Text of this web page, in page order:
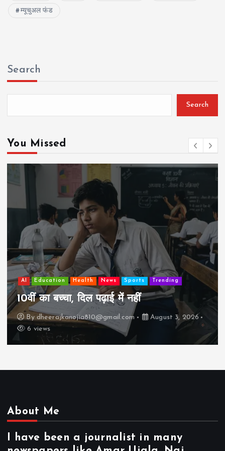
म्यूचुअल फंड
Search
Search
You Missed
AI Education Lifestyle Mutual fund society Travel
झुग्गी में रहने वाला 10,000 कमाने वाले का बच्चा
कैसे “बड़ा आदमी” बन सकता है?
By dheerajkanojia810@gmail.com
August 2, 2026
17 views
About Me
I have been a journalist in many